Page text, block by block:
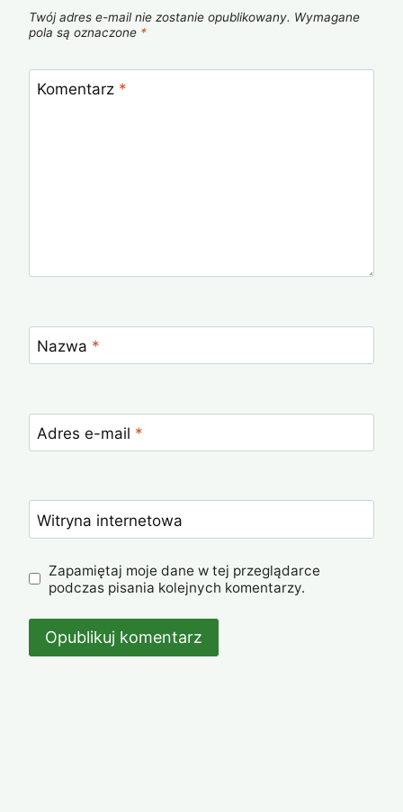
Twój adres e-mail nie zostanie opublikowany. Wymagane
pola są oznaczone *
Komentarz *
Nazwa *
Adres e-mail *
Witryna internetowa
Zapamiętaj moje dane w tej przeglądarce
podczas pisania kolejnych komentarzy.